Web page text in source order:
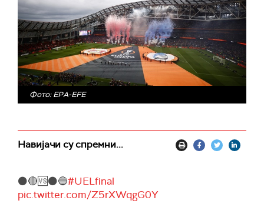
Фото: EPA-EFE
Навијачи су спремни...
⚫️🔴🆚⚫️🔵#UELfinal
pic.twitter.com/Z5rXWqgG0Y